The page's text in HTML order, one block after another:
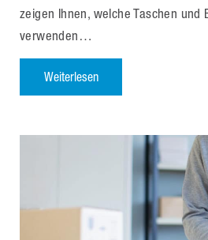
zeigen Ihnen, welche Taschen und
verwenden…
Weiterlesen